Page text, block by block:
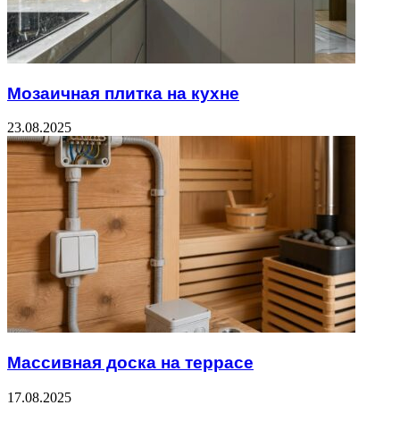
Мозаичная плитка на кухне
23.08.2025
Массивная доска на террасе
17.08.2025